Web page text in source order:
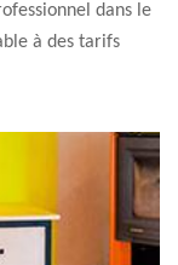
dans le
à des tarifs